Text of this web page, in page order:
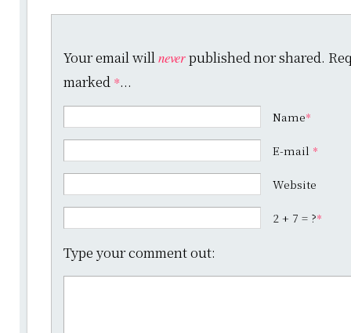
Your email willneverpublished nor shared.
marked *...
Name*
E-mail *
Website
2 + 7 = ?*
Type your comment out: